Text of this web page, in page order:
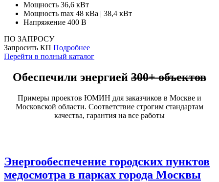
Мощность 36,6 кВт
Мощность max 48 кВа | 38,4 кВт
Напряжение 400 В
ПО ЗАПРОСУ
Запросить КП Подробнее
Перейти в полный каталог
Обеспечили энергией 300+ объектов
Примеры проектов ЮМИН для заказчиков в Москве и
Московской области. Соответствие строгим стандартам
качества, гарантия на все работы
Энергообеспечение городских пунктов
медосмотра в парках города Москвы